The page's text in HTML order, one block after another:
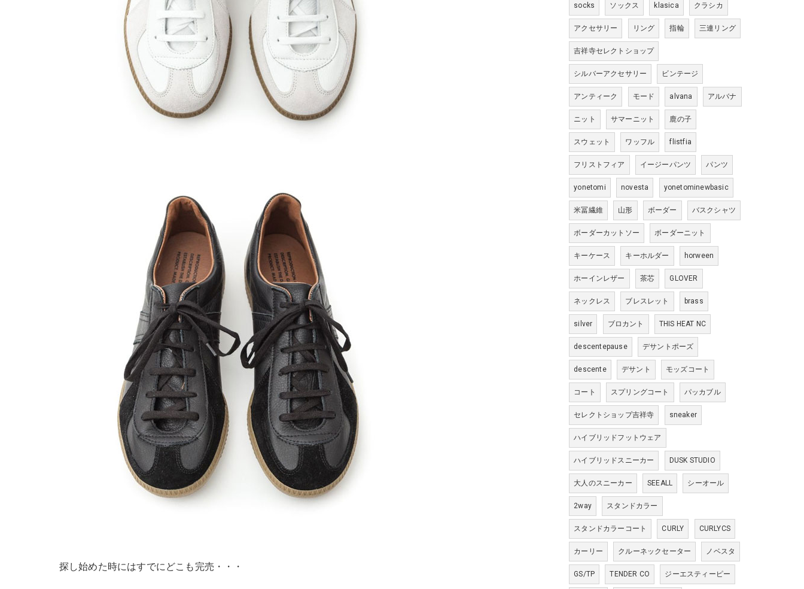
探し始めた時にはすでにどこも完売・・・
socks ソックス klasica クラシカ
アクセサリー リング 指輪 三連リング
吉祥寺セレクトショップ
シルバーアクセサリー ビンテージ
アンティーク モード alvana アルバナ
ニット サマーニット 鹿の子
スウェット ワッフル flistfia
フリストフィア イージーパンツ パンツ
yonetomi novesta yonetominewbasic
米冨繊維 山形 ボーダー バスクシャツ
ボーダーカットソー ボーダーニット
キーケース キーホルダー horween
ホーインレザー 茶芯 GLOVER
ネックレス ブレスレット brass
silver ブロカント THIS HEAT NC
descentepause デサントポーズ
descente デサント モッズコート
コート スプリングコート パッカブル
セレクトショップ吉祥寺 sneaker
ハイブリッドフットウェア
ハイブリッドスニーカー DUSK STUDIO
大人のスニーカー SEEALL シーオール
2way スタンドカラー
スタンドカラーコート CURLY CURLYCS
カーリー クルーネックセーター ノベスタ
GS/TP TENDER CO ジーエスティーピー